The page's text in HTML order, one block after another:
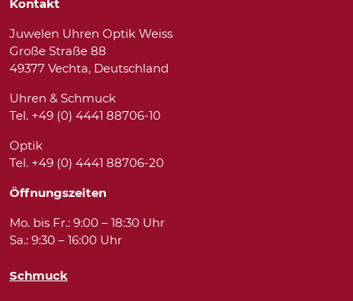
Kontakt
Juwelen Uhren Optik Weiss
Große Straße 88
49377 Vechta, Deutschland
Uhren & Schmuck
Tel. +49 (0) 4441 88706-10
Optik
Tel. +49 (0) 4441 88706-20
Öffnungszeiten
Mo. bis Fr.: 9:00 – 18:30 Uhr
Sa.: 9:30 – 16:00 Uhr
Schmuck